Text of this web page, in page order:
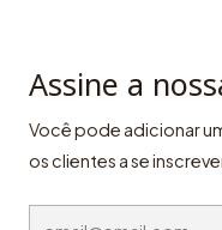
Assine a
Você pode adicionar
os clientes a se